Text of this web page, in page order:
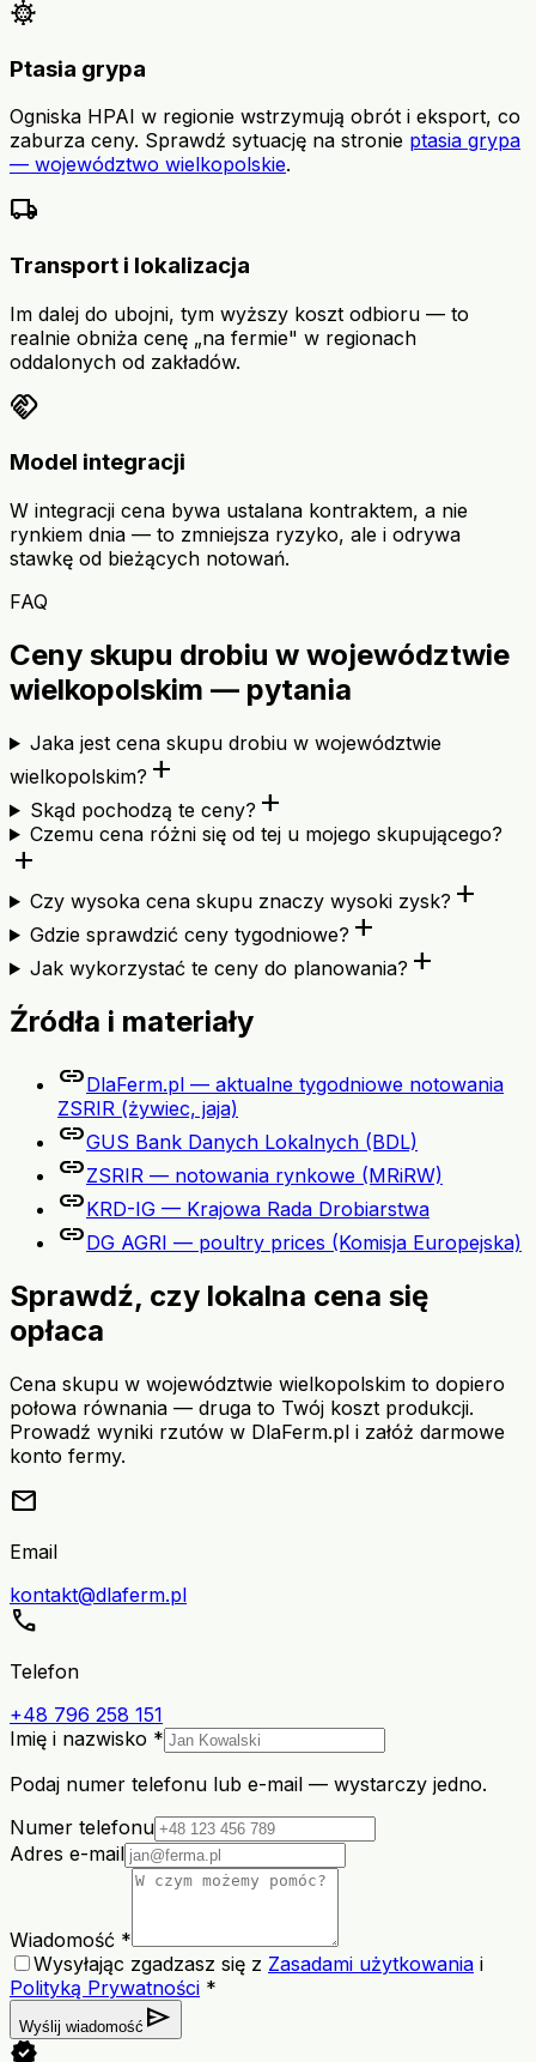
coronavirus
Ptasia grypa
Ogniska HPAI w regionie wstrzymują obrót i eksport, co
zaburza ceny. Sprawdź sytuację na stronie ptasia grypa
— województwo wielkopolskie.
local_shipping
Transport i lokalizacja
Im dalej do ubojni, tym wyższy koszt odbioru — to
realnie obniża cenę „na fermie" w regionach
oddalonych od zakładów.
handshake
Model integracji
W integracji cena bywa ustalana kontraktem, a nie
rynkiem dnia — to zmniejsza ryzyko, ale i odrywa
stawkę od bieżących notowań.
FAQ
Ceny skupu drobiu w województwie
wielkopolskim — pytania
Jaka jest cena skupu drobiu w województwie
wielkopolskim? add
Skąd pochodzą te ceny? add
Czemu cena różni się od tej u mojego skupującego?
add
Czy wysoka cena skupu znaczy wysoki zysk? add
Gdzie sprawdzić ceny tygodniowe? add
Jak wykorzystać te ceny do planowania? add
Źródła i materiały
linkDlaFerm.pl — aktualne tygodniowe notowania
ZSRIR (żywiec, jaja)
linkGUS Bank Danych Lokalnych (BDL)
linkZSRIR — notowania rynkowe (MRiRW)
linkKRD-IG — Krajowa Rada Drobiarstwa
linkDG AGRI — poultry prices (Komisja Europejska)
Sprawdź, czy lokalna cena się
opłaca
Cena skupu w województwie wielkopolskim to dopiero
połowa równania — druga to Twój koszt produkcji.
Prowadź wyniki rzutów w DlaFerm.pl i załóż darmowe
konto fermy.
mail
Email
kontakt@dlaferm.pl
call
Telefon
+48 796 258 151
Imię i nazwisko *
Podaj numer telefonu lub e-mail — wystarczy jedno.
Numer telefonu
Adres e-mail
Wiadomość *
Wysyłając zgadzasz się z Zasadami użytkowania i
Polityką Prywatności *
Wyślij wiadomość send
verified